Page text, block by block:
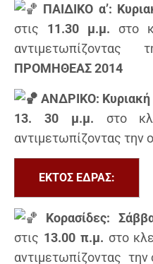
ΠΑΙΔΙΚΟ α’:
στις 11.30 μ.μ. στο
ΠΡΟΜΗΘΕΑΣ 2014
ΑΝΔΡΙΚΟ:
13. 30 μ.μ. στο
αντιμετωπίζοντας την
ΕΚΤΟΣ ΕΔΡΑΣ:
Κορασίδες:
στις 13.00 π.μ. στο
αντιμετωπίζοντας την